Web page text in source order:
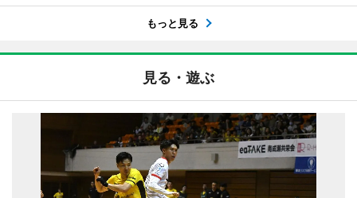
もっと見る
見る・遊ぶ